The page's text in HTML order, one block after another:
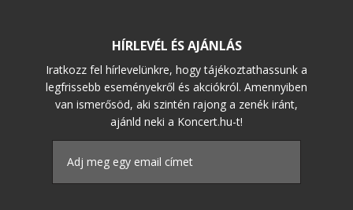
HÍRLEVÉL ÉS AJÁNLÁS
Iratkozz fel hírlevelünkre, hogy tájékoztathassunk a
legfrissebb eseményekről és akciókról. Amennyiben
van ismerősöd, aki szintén rajong a zenék iránt,
ajánld neki a Koncert.hu-t!